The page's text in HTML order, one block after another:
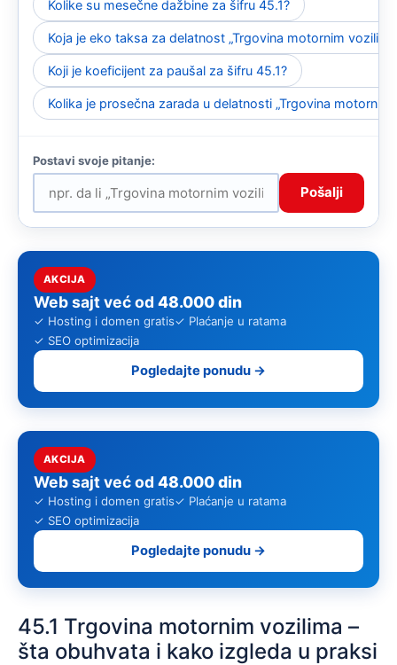
Kolike su mesečne dažbine za šifru 45.1?
Koja je eko taksa za delatnost „Trgovina motornim
Koji je koeficijent za paušal za šifru 45.1?
Kolika je prosečna zarada u delatnosti „Trgovina motornim
Pošalji
AKCIJA
Web sajt već od 48.000 din
✓ Hosting i domen gratis✓ Plaćanje u ratama
✓ SEO optimizacija
Pogledajte ponudu →
AKCIJA
Web sajt već od 48.000 din
✓ Hosting i domen gratis✓ Plaćanje u ratama
✓ SEO optimizacija
Pogledajte ponudu →
45.1 Trgovina motornim vozilima –
šta obuhvata i kako izgleda u praksi